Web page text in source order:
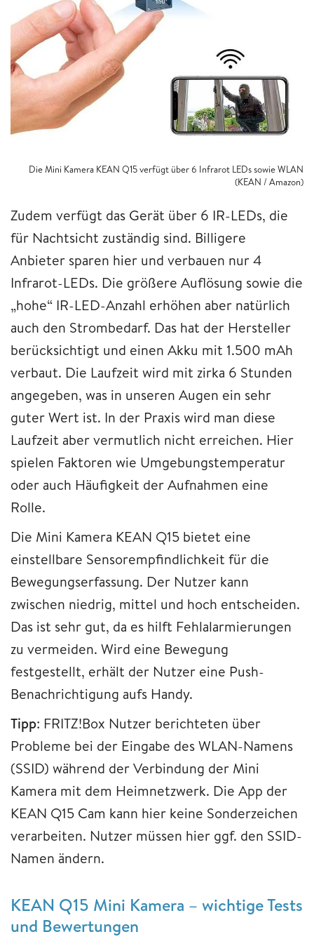
Die Mini Kamera KEAN Q15 verfügt über 6 Infrarot LEDs sowie WLAN
(KEAN / Amazon)
Zudem verfügt das Gerät über 6 IR-LEDs, die
für Nachtsicht zuständig sind. Billigere
Anbieter sparen hier und verbauen nur 4
Infrarot-LEDs. Die größere Auflösung sowie die
„hohe“ IR-LED-Anzahl erhöhen aber natürlich
auch den Strombedarf. Das hat der Hersteller
berücksichtigt und einen Akku mit 1.500 mAh
verbaut. Die Laufzeit wird mit zirka 6 Stunden
angegeben, was in unseren Augen ein sehr
guter Wert ist. In der Praxis wird man diese
Laufzeit aber vermutlich nicht erreichen. Hier
spielen Faktoren wie Umgebungstemperatur
oder auch Häufigkeit der Aufnahmen eine
Rolle.
Die Mini Kamera KEAN Q15 bietet eine
einstellbare Sensorempfindlichkeit für die
Bewegungserfassung. Der Nutzer kann
zwischen niedrig, mittel und hoch entscheiden.
Das ist sehr gut, da es hilft Fehlalarmierungen
zu vermeiden. Wird eine Bewegung
festgestellt, erhält der Nutzer eine Push-
Benachrichtigung aufs Handy.
Tipp: FRITZ!Box Nutzer berichteten über
Probleme bei der Eingabe des WLAN-Namens
(SSID) während der Verbindung der Mini
Kamera mit dem Heimnetzwerk. Die App der
KEAN Q15 Cam kann hier keine Sonderzeichen
verarbeiten. Nutzer müssen hier ggf. den SSID-
Namen ändern.
KEAN Q15 Mini Kamera – wichtige Tests
und Bewertungen